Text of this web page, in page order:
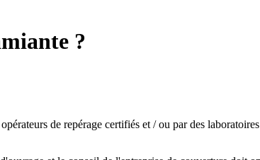
?
de repérage certifiés et / ou par des